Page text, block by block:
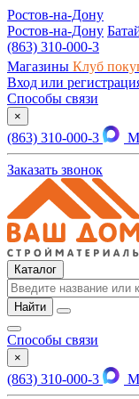
Ростов-на-Дону
Ростов-на-Дону
(863) 310-000-3
Магазины Клуб
Вход или
Способы связи
×
(863) 310-000-3
Заказать звонок
Каталог
Найти
Способы связи
×
(863) 310-000-3